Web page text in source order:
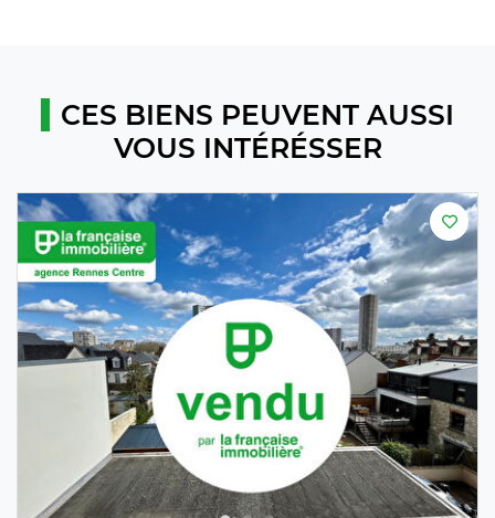
CES BIENS PEUVENT AUSSI
VOUS INTÉRÉSSER